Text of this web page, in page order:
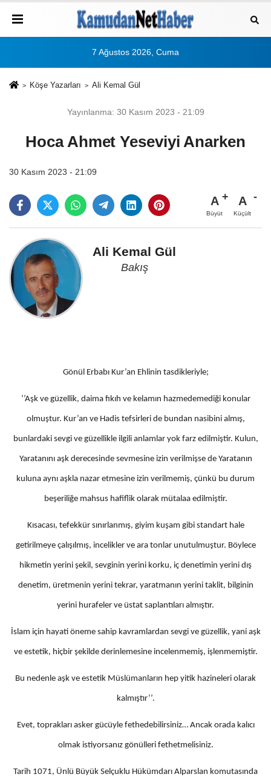
7 Ağustos 2026, Cuma
Köşe Yazarları Ali Kemal Gül
Yayınlanma: 30 Kasım 2023 - 21:09
Hoca Ahmet Yeseviyi Anarken
30 Kasım 2023 - 21:09
A
Büyüt
A
Küçült
Ali Kemal Gül
Bakış
Gönül Erbabı Kur’an Ehlinin tasdikleriyle;
‘’Aşk ve güzellik, daima fıkıh ve kelamın hazmedemediği konular
olmuştur. Kur’an ve Hadis tefsirleri de bundan nasibini almış,
bunlardaki sevgi ve güzellikle ilgili anlamlar yok farz edilmiştir. Kulun,
Yaratanını aşk derecesinde sevmesine izin verilmişse de Yaratanın
kuluna aynı aşkla nazar etmesine izin verilmemiş, çünkü bu durum
beşeriliğe mahsus hafiflik olarak mütalaa edilmiştir.
Kısacası, tefekkür sınırlanmış, giyim kuşam gibi standart hale
getirilmeye çalışılmış, incelikler ve ara tonlar unutulmuştur. Böylece
hikmetin yerini şekil, sevginin yerini korku, iç denetimin yerini dış
denetim, üretmenin yerini tekrar, yaratmanın yerini taklit, bilginin
yerini hurafeler ve üstat saplantıları almıştır.
İslam için hayati öneme sahip kavramlardan sevgi ve güzellik, yani aşk
ve estetik, hiçbir şekilde derinlemesine incelenmemiş, işlenmemiştir.
Bu nedenle aşk ve estetik Müslümanların hep yitik hazineleri olarak
kalmıştır’’.
Evet, toprakları asker gücüyle fethedebilirsiniz… Ancak orada kalıcı
olmak istiyorsanız gönülleri fethetmelisiniz.
Tarih 1071, Ünlü Büyük Selçuklu Hükümdarı Alparslan komutasında